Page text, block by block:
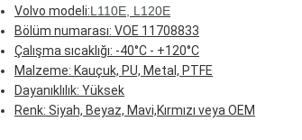
Volvo modeli:L110E, L120E
Bölüm numarası: VOE 11708833
Çalışma sıcaklığı: -40°C - +120°C
Malzeme: Kauçuk, PU, Metal, PTFE
Dayanıklılık: Yüksek
Renk: Siyah, Beyaz, Mavi,Kırmızı veya OEM